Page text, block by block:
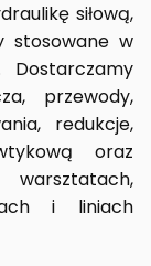
siłową,
stosowane w
Dostarczamy
przewody,
redukcje,
oraz
i liniach